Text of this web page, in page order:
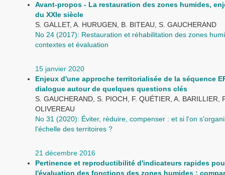
Avant-propos - La restauration des zones humides,
du XXIe siècle
S. GALLET, A. HURUGEN, B. BITEAU, S. GAUCHERAND
No 24 (2017): Restauration et réhabilitation des zones
contextes et évaluation
15 janvier 2020
Enjeux d'une approche territorialisée de la séquence
dialogue autour de quelques questions clés
S. GAUCHERAND, S. PIOCH, F. QUÉTIER, A. BARILLIER,
OLIVEREAU
No 31 (2020): Éviter, réduire, compenser : et si l'on
l'échelle des territoires ?
21 décembre 2016
Pertinence et reproductibilité d'indicateurs rapides
l'évaluation des fonctions des zones humides :